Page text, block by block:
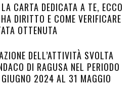
CARTA DEDICATA A TE, ECCO
DIRITTO E COME VERIFICARE
OTTENUTA
DELL’ATTIVITÀ SVOLTA
DI RAGUSA NEL PERIODO
2024 AL 31 MAGGIO